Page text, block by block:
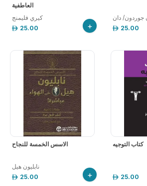
العاطفية
كيري فليمنج
25.00
+
جوردون/ دان
25.00
الاسس الخمسة للنجاح
نابليون هيل
25.00
+
كتاب التوجيه
25.00